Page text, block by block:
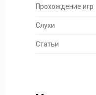
Прохождение игр
Слухи
Статьи